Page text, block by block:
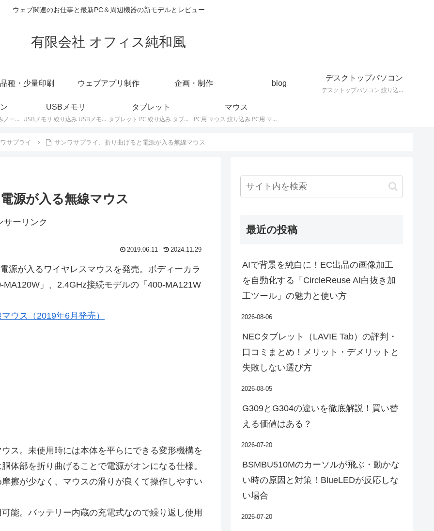
ウェブ関連のお仕事と最新PC＆周辺機器の新モデルとレビュー
有限会社 オフィス純和風
種・少量印刷 ウェブアプリ制作 企画・制作 blog
デスクトップパソコン
デスクトップパソコン 絞り込み デスクトップPCの最新モデルやスペック・仕様に関する情報。
ノートパソコン 絞り込みノートPCの最新モデルやスペック・仕様に関する情報。
USBメモリ
USBメモリ 絞り込み USBメモリの最新モデルやスペック・仕様に関する情報。
タブレット
タブレット PC 絞り込み タブレットの最新モデルやスペック・仕様に関する情報。
マウス
PC用 マウス 絞り込み PC用 マウス 最新モデルやスペック・仕様に関する情報。ワイヤレスマウス、有線マウス、接続タイプなど。
サプライ サンワサプライ、折り曲げると電源が入る無線マウス
源が入る無線マウス
サーリンク
2019.06.11 2024.11.29
源が入るワイヤレスマウスを発売。ボディーカラ
」、2.4GHz接続モデルの「400-MA121W
ウス（2019年6月発売）
ス。未使用時には本体を平らにできる変形機構を
体部を折り曲げることで電源がオンになる仕様。
擦が少なく、マウスの滑りが良くて操作しやすい
能。バッテリー内蔵の充電式なので繰り返し使用
最近の投稿
AIで背景を純白に！EC出品の画像加工
を自動化する「CircleReuse AI白抜き加
工ツール」の魅力と使い方
2026-08-06
NECタブレット（LAVIE Tab）の評判・
口コミまとめ！メリット・デメリットと
失敗しない選び方
2026-08-05
G309とG304の違いを徹底解説！買い替
える価値はある？
2026-07-20
BSMBU510Mのカーソルが飛ぶ・動かな
い時の原因と対策！BlueLEDが反応しな
い場合
2026-07-20